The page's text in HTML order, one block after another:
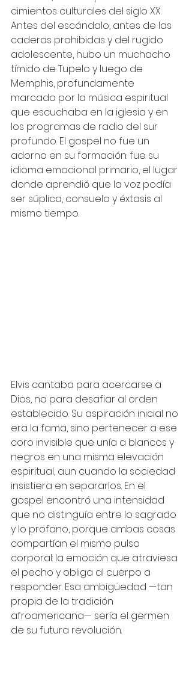
cimientos culturales del siglo XX.
Antes del escándalo, antes de las
caderas prohibidas y del rugido
adolescente, hubo un muchacho
tímido de Tupelo y luego de
Memphis, profundamente
marcado por la música espiritual
que escuchaba en la iglesia y en
los programas de radio del sur
profundo. El gospel no fue un
adorno en su formación: fue su
idioma emocional primario, el lugar
donde aprendió que la voz podía
ser súplica, consuelo y éxtasis al
mismo tiempo.
Elvis cantaba para acercarse a
Dios, no para desafiar al orden
establecido. Su aspiración inicial no
era la fama, sino pertenecer a ese
coro invisible que unía a blancos y
negros en una misma elevación
espiritual, aun cuando la sociedad
insistiera en separarlos. En el
gospel encontró una intensidad
que no distinguía entre lo sagrado
y lo profano, porque ambas cosas
compartían el mismo pulso
corporal: la emoción que atraviesa
el pecho y obliga al cuerpo a
responder. Esa ambigüedad —tan
propia de la tradición
afroamericana— sería el germen
de su futura revolución.